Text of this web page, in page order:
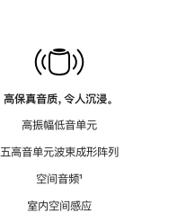
高保真音质，令人沉浸。
高振幅低音单元
五高音单元波束成形阵列
空间音频脚
¹
室内空间感应